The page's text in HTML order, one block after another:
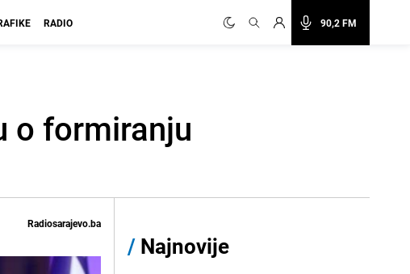
90,2 FM
RADIO
o formiranju
Radiosarajevo.ba
/ Najnovije